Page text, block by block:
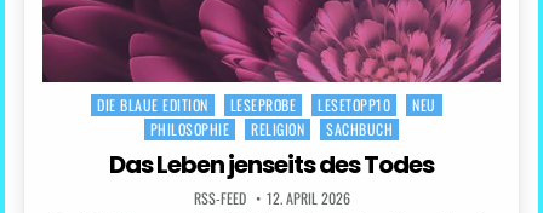
Posted
DIE BLAUE EDITION LESEPROBE LESETOPP10
NEU
PHILOSOPHIE
RELIGION SACHBUCH
Das Leben jenseits des Todes
RSS-FEED 12. APRIL 2026